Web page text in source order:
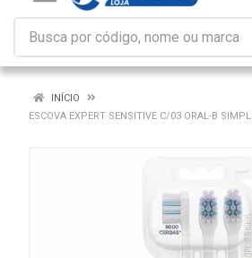
INÍCIO
ESCOVA EXPERT SENSITIVE C/03 ORAL-B